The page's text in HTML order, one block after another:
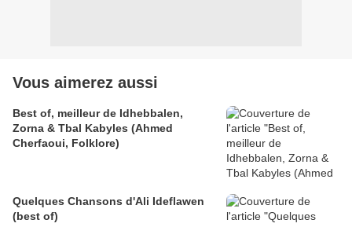
Vous aimerez aussi
Best of, meilleur de Idhebbalen,
Zorna & Tbal Kabyles (Ahmed
Cherfaoui, Folklore)
Quelques Chansons d'Ali Ideflawen
(best of)